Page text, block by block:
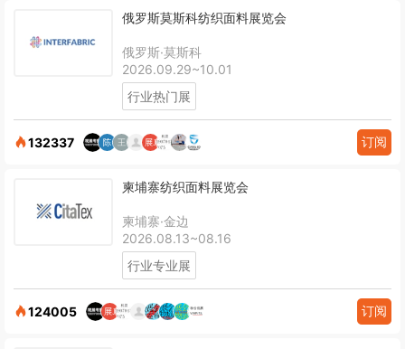
俄罗斯莫斯科纺织面料展览会
俄罗斯·莫斯科
2026.09.29~10.01
行业热门展
132337 订阅
柬埔寨纺织面料展览会
柬埔寨·金边
2026.08.13~08.16
行业专业展
124005 订阅